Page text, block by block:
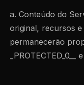
a. Conteúdo do
original, recursos
permanecerão